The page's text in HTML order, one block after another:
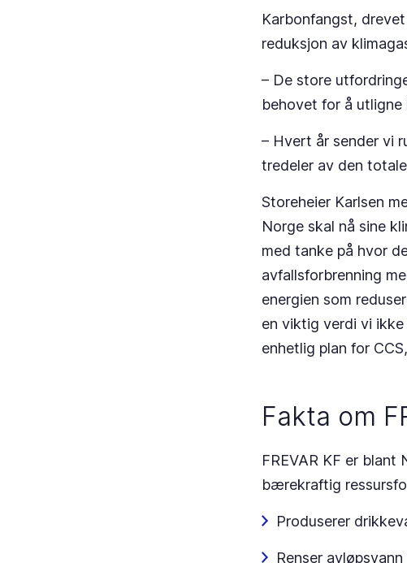
Karbonfangst,
reduksjon av
– De store
behovet for å utligne
– Hvert år sender vi
tredeler av den
Storeheier Karlsen
Norge skal nå sine
med tanke på hvor
avfallsforbrenning
energien som
en viktig verdi vi
enhetlig plan for
Fakta om
FREVAR KF er
bærekraftig
Produserer
Renser